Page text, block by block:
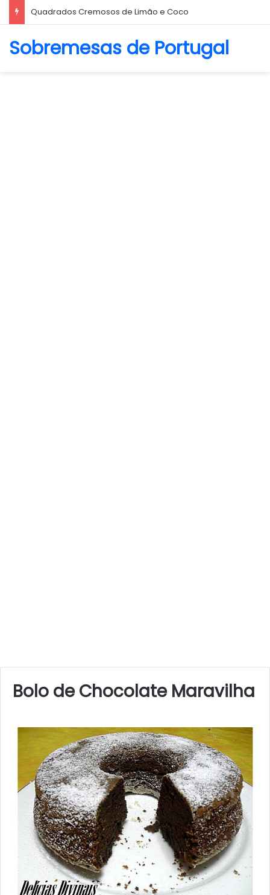
Biscoito Amanteigado
Sobremesas de Portugal
Bolo de Chocolate Maravilha